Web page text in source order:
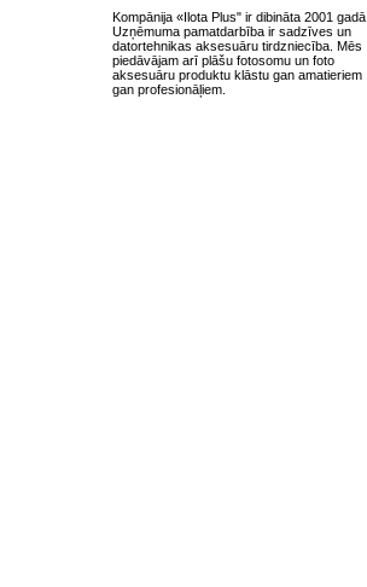
Kompānija «Ilota Plus" ir dibināta 2001 gadā.
Uzņēmuma pamatdarbība ir sadzīves un
datortehnikas aksesuāru tirdzniecība. Mēs
piedāvājam arī plāšu fotosomu un foto
aksesuāru produktu klāstu gan amatieriem
gan profesionāļiem.